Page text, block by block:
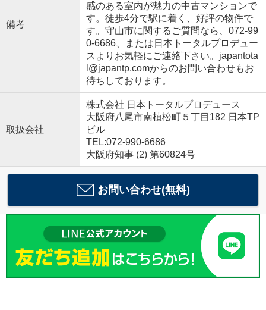
備考
感のある室内が魅力の中古マンションで
す。徒歩4分で駅に着く、好評の物件で
す。守山市に関するご質問なら、072-99
0-6686、または日本トータルプロデュー
スよりお気軽にご連絡下さい。japantota
l@japantp.comからのお問い合わせもお
待ちしております。
取扱会社
株式会社 日本トータルプロデュース
大阪府八尾市南植松町５丁目182 日本TP
ビル
TEL:072-990-6686
大阪府知事 (2) 第60824号
お問い合わせ(無料)